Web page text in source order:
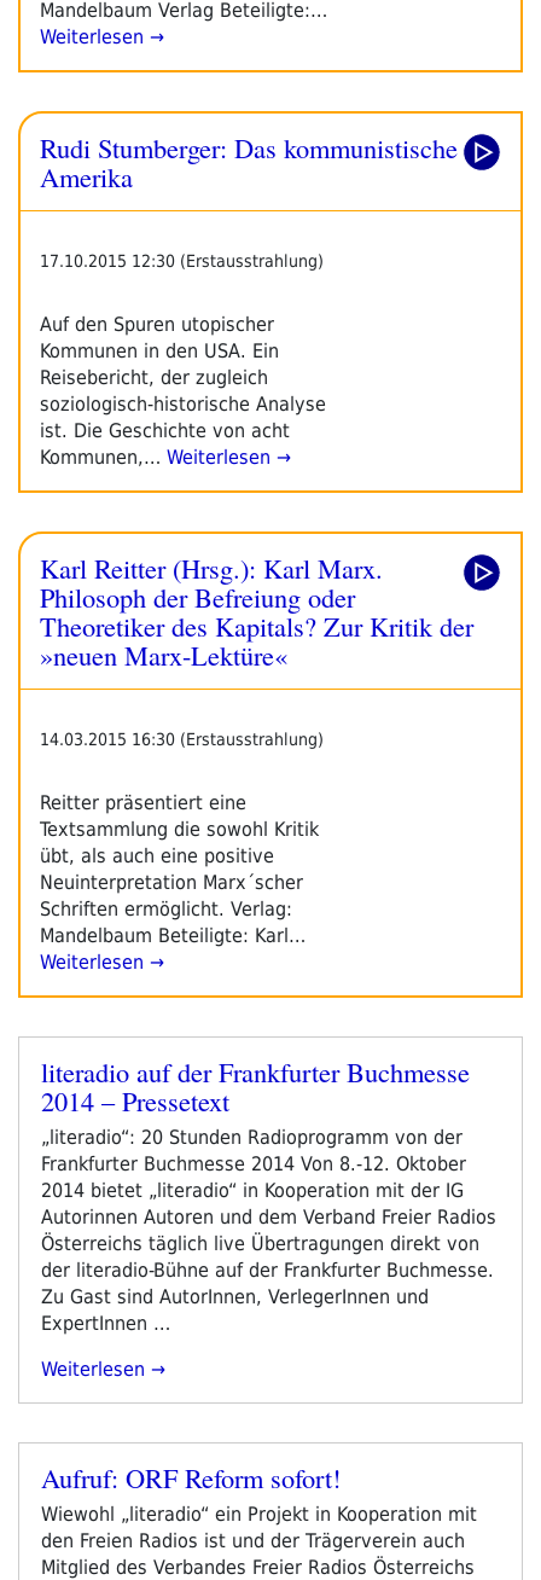
Mandelbaum Verlag Beteiligte:…
Weiterlesen →
Rudi Stumberger: Das kommunistische
Amerika
17.10.2015 12:30 (Erstausstrahlung)
Auf den Spuren utopischer
Kommunen in den USA. Ein
Reisebericht, der zugleich
soziologisch-historische Analyse
ist. Die Geschichte von acht
Kommunen,… Weiterlesen →
Karl Reitter (Hrsg.): Karl Marx.
Philosoph der Befreiung oder
Theoretiker des Kapitals? Zur Kritik der
»neuen Marx-Lektüre«
14.03.2015 16:30 (Erstausstrahlung)
Reitter präsentiert eine
Textsammlung die sowohl Kritik
übt, als auch eine positive
Neuinterpretation Marx´scher
Schriften ermöglicht. Verlag:
Mandelbaum Beteiligte: Karl…
Weiterlesen →
Veröffentlicht
am
literadio auf der Frankfurter Buchmesse
2014 – Pressetext
„literadio“: 20 Stunden Radioprogramm von der
Frankfurter Buchmesse 2014 Von 8.-12. Oktober
2014 bietet „literadio“ in Kooperation mit der IG
Autorinnen Autoren und dem Verband Freier Radios
Österreichs täglich live Übertragungen direkt von
der literadio-Bühne auf der Frankfurter Buchmesse.
Zu Gast sind AutorInnen, VerlegerInnen und
ExpertInnen …
„literadio
Frankfurter
Buchmesse
–
Pressetext“
Weiterlesen
Veröffentlicht
Aufruf: ORF Reform sofort!
Wiewohl „literadio“ ein Projekt in Kooperation mit
den Freien Radios ist und der Trägerverein auch
Mitglied des Verbandes Freier Radios Österreichs